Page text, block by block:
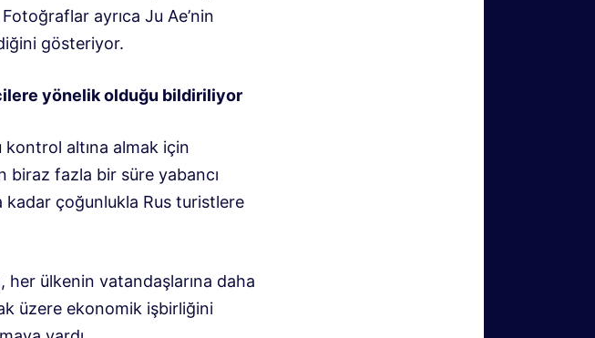
ayrıca Ju Ae’nin
gösteriyor.
yönelik olduğu bildiriliyor
kontrol altına almak için
biraz fazla bir süre yabancı
kadar çoğunlukla Rus turistlere
her ülkenin vatandaşlarına daha
üzere ekonomik işbirliğini